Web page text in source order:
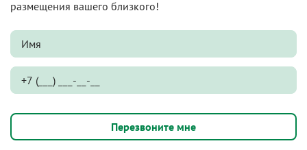
размещения вашего близкого!